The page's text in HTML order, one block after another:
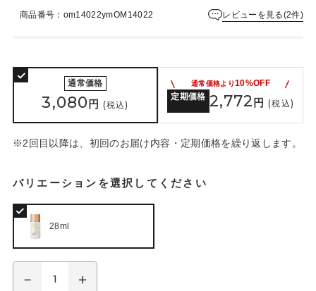
商品番号：om14022ymOM14022 レビューを見る(2件)
通常価格
3,080 円 (税込)
通常価格より10%OFF
定期価格 2,772 円 (税込)
※2回目以降は、初回のお届け内容・定期価格を繰り返します。
バリエーションを選択してください
28ml